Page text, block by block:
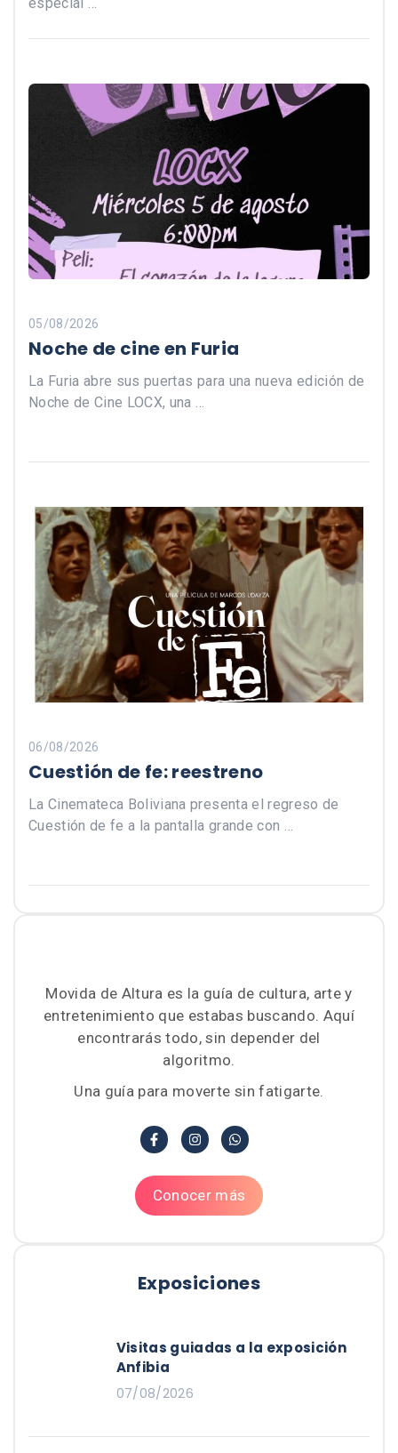
05/08/2026
Noche de cine en Furia
La Furia abre sus puertas para una nueva edición de
Noche de Cine LOCX, una …
06/08/2026
Cuestión de fe: reestreno
La Cinemateca Boliviana presenta el regreso de
Cuestión de fe a la pantalla grande con …
Movida de Altura es la guía de cultura, arte y
entretenimiento que estabas buscando. Aquí
encontrarás todo, sin depender del
algoritmo.
Una guía para moverte sin fatigarte.
Conocer más
Exposiciones
Visitas guiadas a la exposición
Anfibia
07/08/2026